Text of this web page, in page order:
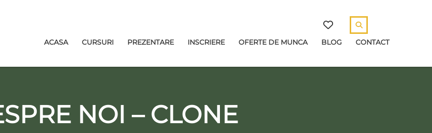
ACASA CURSURI PREZENTARE INSCRIERE OFERTE DE MUNCA BLOG CONTACT
NOI – CLONE